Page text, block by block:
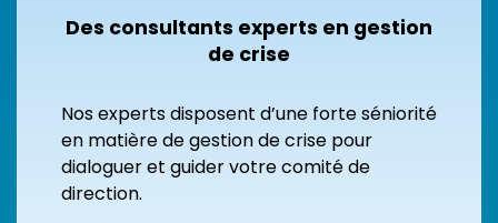
Des consultants experts en gestion
de crise
Nos experts disposent d’une forte séniorité
en matière de gestion de crise pour
dialoguer et guider votre comité de
direction.